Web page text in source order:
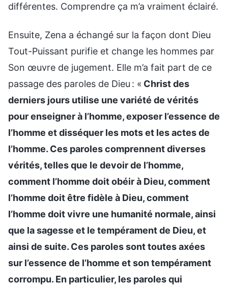
différentes. Comprendre ça m’a vraiment éclairé.
Ensuite, Zena a échangé sur la façon dont Dieu
Tout-Puissant purifie et change les hommes par
Son œuvre de jugement. Elle m’a fait part de ce
passage des paroles de Dieu : « Christ des
derniers jours utilise une variété de vérités
pour enseigner à l’homme, exposer l’essence de
l’homme et disséquer les mots et les actes de
l’homme. Ces paroles comprennent diverses
vérités, telles que le devoir de l’homme,
comment l’homme doit obéir à Dieu, comment
l’homme doit être fidèle à Dieu, comment
l’homme doit vivre une humanité normale, ainsi
que la sagesse et le tempérament de Dieu, et
ainsi de suite. Ces paroles sont toutes axées
sur l’essence de l’homme et son tempérament
corrompu. En particulier, les paroles qui